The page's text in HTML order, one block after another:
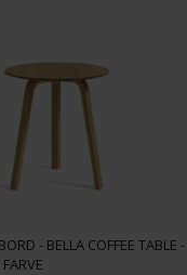
- BELLA COFFEE TABLE